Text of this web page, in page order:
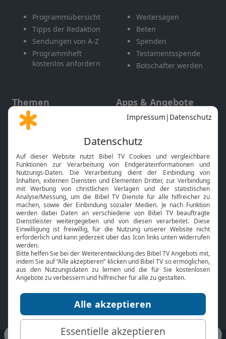
Programmübersicht
Tipps der Redaktion
Sendungen von A-Z
Programmheft
kostenlos anfordern
Weitersagen
Beten
Spenden
Testamentsspende
Botschafter werden
Themen
Gott und Bibel erklärt
Neuigkeiten
Apps & Angebote
Mobile App
Smart TV
HbbTV
Bibelthek Online-Bibel
Nächster Gottesdienst
Bibel TV
Über uns
Jobs
Mediadaten
Service
Kontakt
TV-Empfang